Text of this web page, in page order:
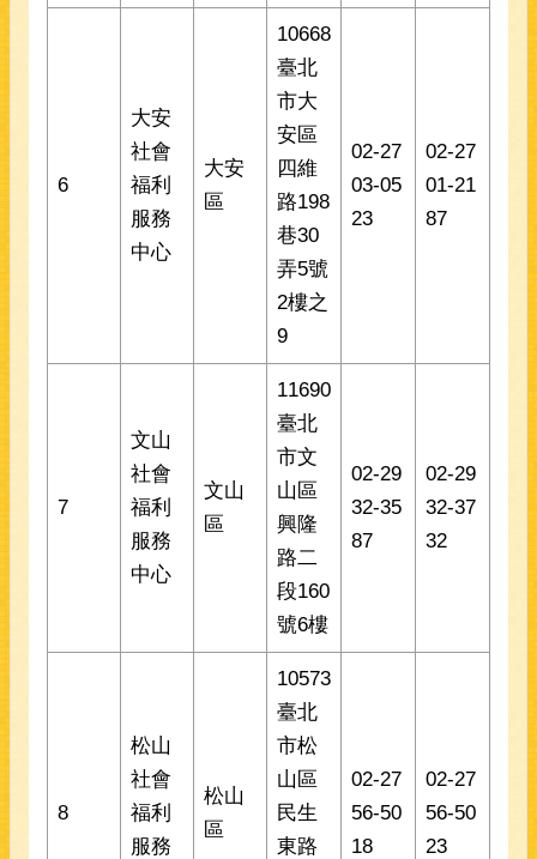
6
大安
社會
福利
服務
中心
大安
區
10668
臺北
市大
安區
四維
路198
巷30
弄5號
2樓之
9
02-27
03-05
23
02-27
01-21
87
7
文山
社會
福利
服務
中心
文山
區
11690
臺北
市文
山區
興隆
路二
段160
號6樓
02-29
32-35
87
02-29
32-37
32
8
松山
社會
福利
服務
松山
區
10573
臺北
市松
山區
民生
東路
02-27
56-50
18
02-27
56-50
23